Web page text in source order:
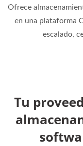
Ofrece
en una plataforma
escalado,
Tu